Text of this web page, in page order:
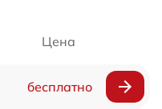
Цена
бесплатно